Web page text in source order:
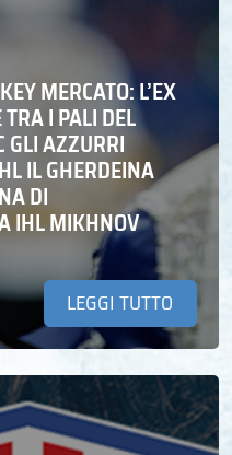
MERCATO: L’EX
I PALI DEL
GLI AZZURRI
IL GHERDEINA
DI
IHL MIKHNOV
LEGGI TUTTO